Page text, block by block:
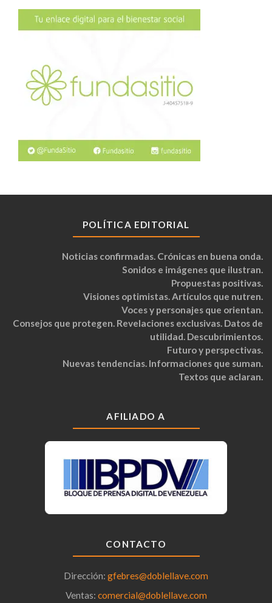
POLÍTICA EDITORIAL
Noticias confirmadas. Crónicas en buena onda.
Sonidos e imágenes que ilustran.
Propuestas positivas.
Visiones optimistas. Artículos que nutren.
Voces y personajes que orientan.
Consejos que protegen. Revelaciones exclusivas. Datos de
utilidad. Descubrimientos.
Futuro y perspectivas.
Nuevas tendencias. Informaciones que suman.
Textos que aclaran.
AFILIADO A
CONTACTO
Dirección: gfebres@doblellave.com
Ventas: comercial@doblellave.com